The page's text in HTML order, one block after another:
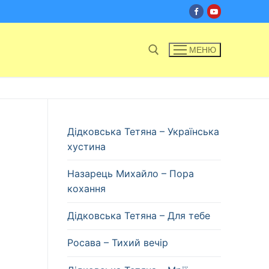
МЕНЮ
Дідковська Тетяна – Українська
хустина
Назарець Михайло – Пора
кохання
Дідковська Тетяна – Для тебе
Росава – Тихий вечір